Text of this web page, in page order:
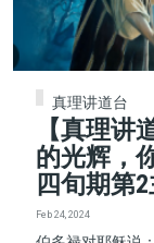
真理讲道台
【真理讲
的光辉，
四旬期第2
Feb 24, 2024